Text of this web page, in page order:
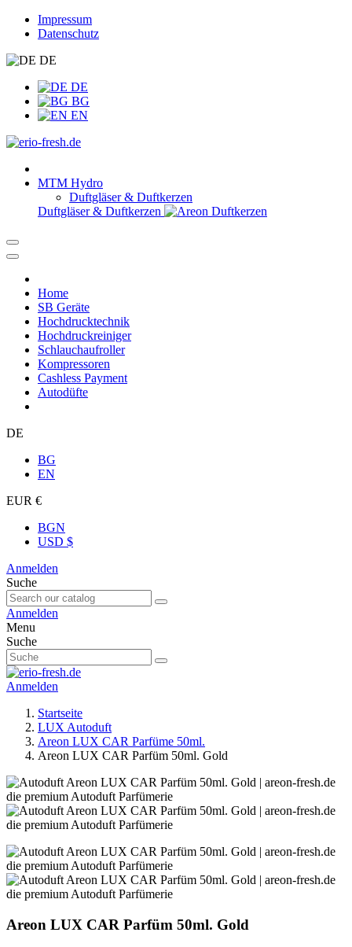
Impressum
Datenschutz
DE
DE
BG
EN
MTM Hydro
Duftgläser & Duftkerzen
Duftgläser & Duftkerzen
Home
SB Geräte
Hochdrucktechnik
Hochdruckreiniger
Schlauchaufroller
Kompressoren
Cashless Payment
Autodüfte
DE
BG
EN
EUR €
BGN
USD $
Anmelden
Suche
Anmelden
Menu
Suche
Anmelden
Startseite
LUX Autoduft
Areon LUX CAR Parfüme 50ml.
Areon LUX CAR Parfüm 50ml. Gold
Areon LUX CAR Parfüm 50ml. Gold